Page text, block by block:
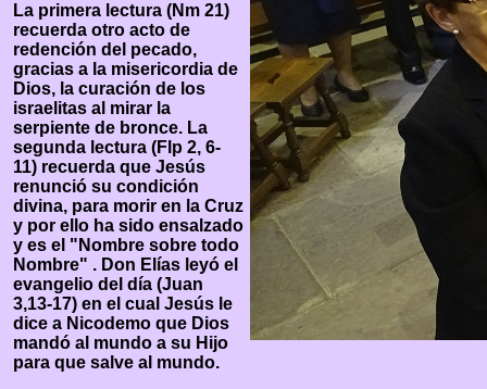
La primera lectura (Nm 21)
recuerda otro acto de
redención del pecado,
gracias a la misericordia de
Dios, la curación de los
israelitas al mirar la
serpiente de bronce. La
segunda lectura (Flp 2, 6-
11) recuerda que Jesús
renunció su condición
divina, para morir en la Cruz
y por ello ha sido ensalzado
y es el "Nombre sobre todo
Nombre" . Don Elías leyó el
evangelio del día (Juan
3,13-17) en el cual Jesús le
dice a Nicodemo que Dios
mandó al mundo a su Hijo
para que salve al mundo.